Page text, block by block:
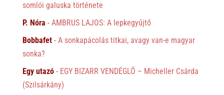
somlói galuska története
P. Nóra - AMBRUS LAJOS: A lepkegyűjtő
Bobbafet- A sonkapácolás titkai, avagy van-e magyar
sonka?
Egy utazó- EGY BIZARR VENDÉGLŐ – Micheller Csárda
(Szilsárkány)